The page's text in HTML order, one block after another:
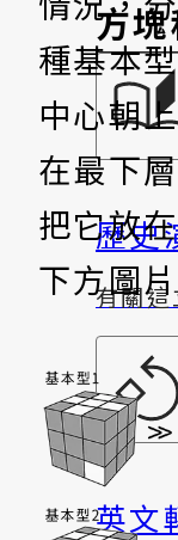
方
歷史
有關
英文
種基本
中心朝
在最下
把它放
下方圖